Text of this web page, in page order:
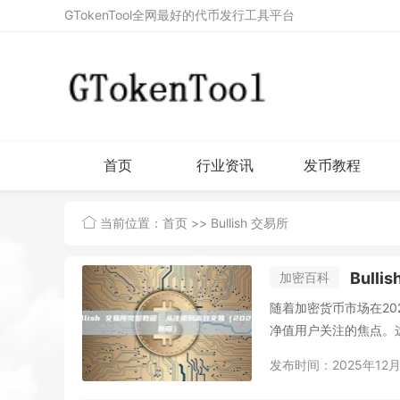
GTokenTool全网最好的代币发行工具平台
首页 行业资讯 发币教程
当前位置： 首页 >> Bullish 交易所
加密百科 Bullish
随着加密货币市场在
净值用户关注的焦点
发布时间：2025年12